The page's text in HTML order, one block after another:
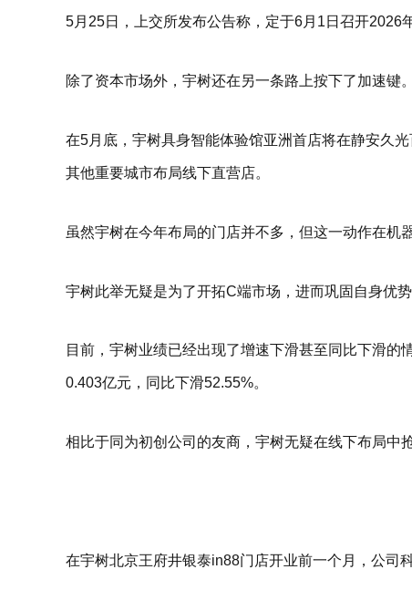
5月25日，上交所发布公告称，定于6月1日召开2026
除了资本市场外，宇树还在另一条路上按下了加速键。
在5月底，宇树具身智能体验馆亚洲首店将在静安久
其他重要城市布局线下直营店。
虽然宇树在今年布局的门店并不多，但这一动作在机
宇树此举无疑是为了开拓C端市场，进而巩固自身优势
目前，宇树业绩已经出现了增速下滑甚至同比下滑
0.403亿元，同比下滑52.55%。
相比于同为初创公司的友商，宇树无疑在线下布局中
在宇树北京王府井银泰in88门店开业前一个月，公司